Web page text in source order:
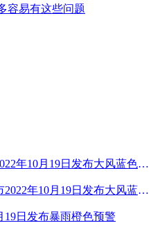
容易有这些问题
广西壮族自治区钦州市2022年10月19日发布大风蓝色预警
广西壮族自治区防城港市2022年10月19日发布大风蓝色预警
19日发布暴雨橙色预警